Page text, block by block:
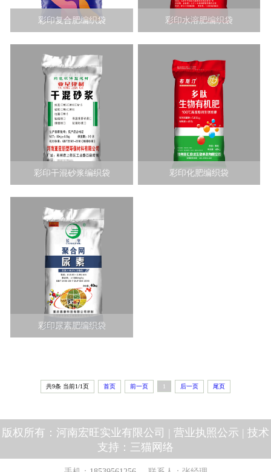
彩印复合肥编织袋 彩印水溶肥编织袋
彩印干混砂浆编织袋 彩印化肥编织袋
彩印尿素肥编织袋
共9条 当前1/1页 首页 前一页 1 后一页 尾页
版权所有：河南宏旺实业有限公司 | 营业执照公示 | 技术
支持： 三猫网络